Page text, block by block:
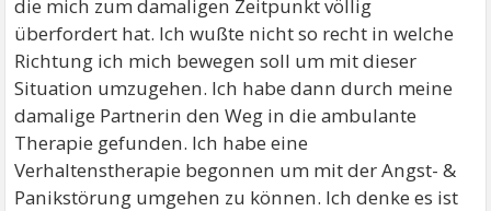
die mich zum damaligen Zeitpunkt völlig
überfordert hat. Ich wußte nicht so recht in welche
Richtung ich mich bewegen soll um mit dieser
Situation umzugehen. Ich habe dann durch meine
damalige Partnerin den Weg in die ambulante
Therapie gefunden. Ich habe eine
Verhaltenstherapie begonnen um mit der Angst- &
Panikstörung umgehen zu können. Ich denke es ist